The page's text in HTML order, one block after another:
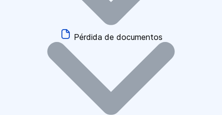
Pérdida de documentos